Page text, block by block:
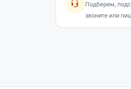
Подберем,
звоните или